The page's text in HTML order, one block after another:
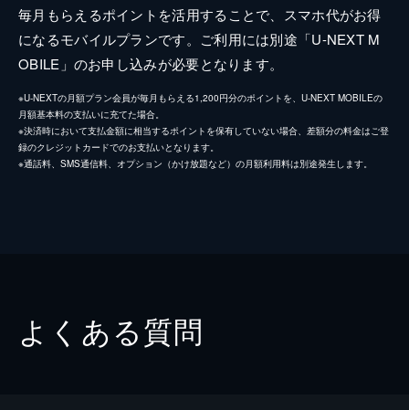
毎月もらえるポイントを活用することで、スマホ代がお得
になるモバイルプランです。ご利用には別途「U-NEXT M
OBILE」のお申し込みが必要となります。
※U-NEXTの月額プラン会員が毎月もらえる1,200円分のポイントを、U-NEXT MOBILEの
月額基本料の支払いに充てた場合。
※決済時において支払金額に相当するポイントを保有していない場合、差額分の料金はご登
録のクレジットカードでのお支払いとなります。
※通話料、SMS通信料、オプション（かけ放題など）の月額利用料は別途発生します。
よくある質問